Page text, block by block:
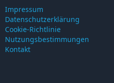
Impressum
Datenschutzerklärung
Cookie-Richtlinie
Nutzungsbestimmungen
Kontakt